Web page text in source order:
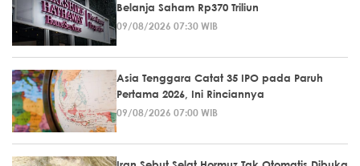
Belanja Saham Rp370 Triliun
09/08/2026 07:30 WIB
Asia Tenggara Catat 35 IPO pada Paruh
Pertama 2026, Ini Rinciannya
09/08/2026 07:00 WIB